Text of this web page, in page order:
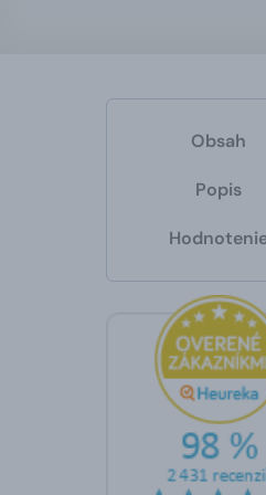
Obsah
Popis